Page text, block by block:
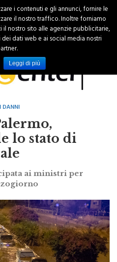
DANNI
lo stato di
ai ministri per
i contenuti e gli annunci, fornire le
il nostro traffico. Inoltre forniamo
nostro sito alle agenzie pubblicitarie,
dati web e ai social media nostri
Leggi di più